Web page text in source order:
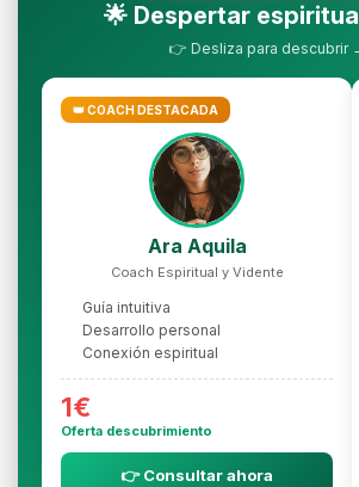
🌟 Despertar
👉 Desliza para descubrir
👑 COACH DESTACADA
Ara Aquila
Coach Espiritual y Vidente
Guía intuitiva
Desarrollo personal
Conexión espiritual
1€
Oferta descubrimiento
👉 Consultar ahora